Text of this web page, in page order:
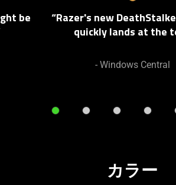
and be
“Razer's new
quickly lands at the
- Windows Central
カラー